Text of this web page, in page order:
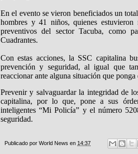
En el evento se vieron beneficiados un
hombres y 41 niños, quienes estuvieron
preventivos del sector Tacuba, como
Cuadrantes.
Con estas acciones, la SSC capitalina
prevención y seguridad, al igual que
reaccionar ante alguna situación que
Prevenir y salvaguardar la integridad de
capitalina, por lo que, pone a sus
inteligentes “Mi Policía” y el número
seguridad.
Publicado por World News en 14:37